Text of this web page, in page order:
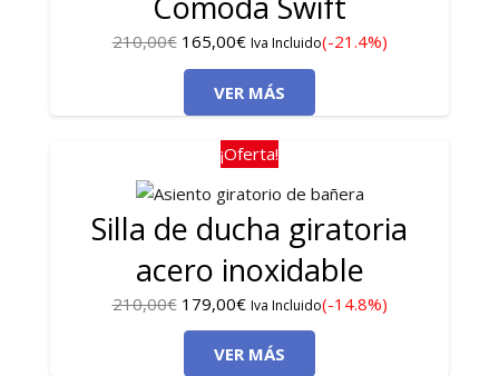
210,00€ El
precio
original
era:
210,00€.
165,00€El
precio
actual
es:
165,00€.
Iva Incluido(-21.4%)
VER MÁS
¡Oferta!
Silla de ducha giratoria
acero inoxidable
210,00€ El
precio
original
179,00€El
precio
actual
Iva Incluido(-14.8%)
VER MÁS